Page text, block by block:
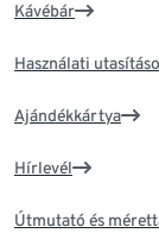
Kávébár
Használati
Ajándékkártya
Hírlevél
Útmutató és